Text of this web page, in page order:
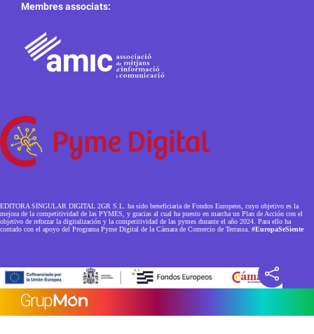
Membres associats:
EDITORA SINGULAR DIGITAL 2GR S.L. ha sido beneficiaria de Fondos Europeos, cuyo objetivo es la
mejora de la competitividad de las PYMES, y gracias al cual ha puesto en marcha un Plan de Acción con el
objetivo de reforzar la digitalización y la competitividad de las pymes durante el año 2024. Para ello ha
contado con el apoyo del Programa Pyme Digital de la Cámara de Comercio de Terrassa. #EuropaSeSiente